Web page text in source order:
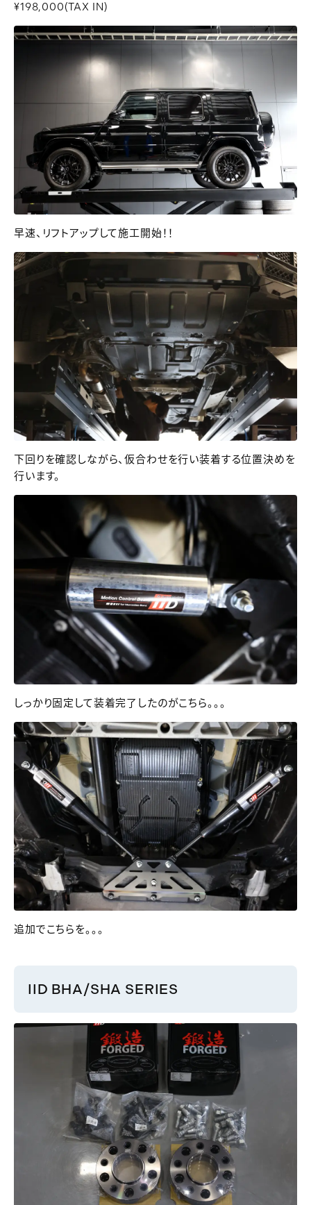
¥198,000(TAX IN)
早速、リフトアップして施工開始！！
下回りを確認しながら、仮合わせを行い装着する位置決めを
行います。
しっかり固定して装着完了したのがこちら。。。
追加でこちらを。。。
IID BHA/SHA SERIES